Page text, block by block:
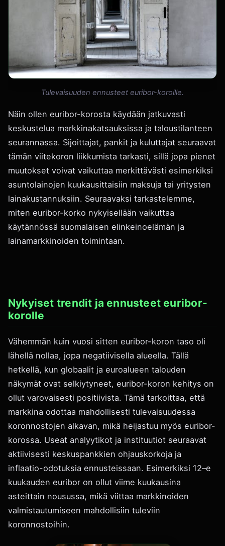
Tulevaisuuden ennusteet euribor-koroille.
Näin ollen euribor-korosta käydään jatkuvasti
keskustelua markkinakatsauksissa ja taloustilanteen
seurannassa. Sijoittajat, pankit ja kuluttajat seuraavat
tämän viitekoron liikkumista tarkasti, sillä jopa pienet
muutokset voivat vaikuttaa merkittävästi esimerkiksi
asuntolainojen kuukausittaisiin maksuja tai yritysten
lainakustannuksiin. Seuraavaksi tarkastelemme,
miten euribor-korko nykyisellään vaikuttaa
käytännössä suomalaisen elinkeinoelämän ja
lainamarkkinoiden toimintaan.
Nykyiset trendit ja ennusteet euribor-
korolle
Vähemmän kuin vuosi sitten euribor-koron taso oli
lähellä nollaa, jopa negatiivisella alueella. Tällä
hetkellä, kun globaalit ja euroalueen talouden
näkymät ovat selkiytyneet, euribor-koron kehitys on
ollut varovaisesti positiivista. Tämä tarkoittaa, että
markkina odottaa mahdollisesti tulevaisuudessa
koronnostojen alkavan, mikä heijastuu myös euribor-
korossa. Useat analyytikot ja instituutiot seuraavat
aktiivisesti keskuspankkien ohjauskorkoja ja
inflaatio-odotuksia ennusteissaan. Esimerkiksi 12–e
kuukauden euribor on ollut viime kuukausina
asteittain nousussa, mikä viittaa markkinoiden
valmistautumiseen mahdollisiin tuleviin
koronnostoihin.